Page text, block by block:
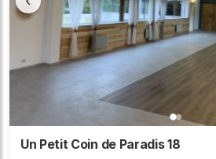
Un Petit Coin de Paradis 18